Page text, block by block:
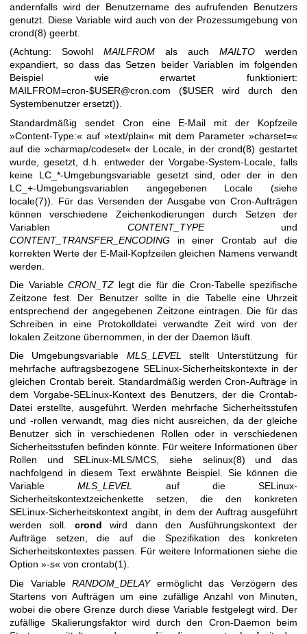
andernfalls wird der Benutzername des aufrufenden Benutzers
genutzt. Diese Variable wird auch von der Prozessumgebung von
crond(8) geerbt.
(Achtung: Sowohl MAILFROM als auch MAILTO werden
expandiert, so dass das Setzen beider Variablen im folgenden
Beispiel wie erwartet funktioniert:
MAILFROM=cron-$USER@cron.com ($USER wird durch den
Systembenutzer ersetzt)).
Standardmäßig sendet Cron eine E-Mail mit der Kopfzeile
»Content-Type:« auf »text/plain« mit dem Parameter »charset=«
auf die »charmap/codeset« der Locale, in dercrond(8) gestartet
wurde, gesetzt, d.h. entweder der Vorgabe-System-Locale, falls
keine LC_*-Umgebungsvariable gesetzt sind, oder der in den
LC_+-Umgebungsvariablen angegebenen Locale (siehe
locale(7)). Für das Versenden der Ausgabe von Cron-Aufträgen
können verschiedene Zeichenkodierungen durch Setzen der
Variablen CONTENT_TYPEund
CONTENT_TRANSFER_ENCODING in einer Crontab auf die
korrekten Werte der E-Mail-Kopfzeilen gleichen Namens verwandt
werden.
Die Variable CRON_TZ legt die für die Cron-Tabelle spezifische
Zeitzone fest. Der Benutzer sollte in die Tabelle eine Uhrzeit
entsprechend der angegebenen Zeitzone eintragen. Die für das
Schreiben in eine Protokolldatei verwandte Zeit wird von der
lokalen Zeitzone übernommen, in der der Daemon läuft.
Die Umgebungsvariable MLS_LEVEL stellt Unterstützung für
mehrfache auftragsbezogene SELinux-Sicherheitskontexte in der
gleichen Crontab bereit. Standardmäßig werden Cron-Aufträge in
dem Vorgabe-SELinux-Kontext des Benutzers, der die Crontab-
Datei erstellte, ausgeführt. Werden mehrfache Sicherheitsstufen
und -rollen verwandt, mag dies nicht ausreichen, da der gleiche
Benutzer sich in verschiedenen Rollen oder in verschiedenen
Sicherheitsstufen befinden könnte. Für weitere Informationen über
Rollen und SELinux-MLS/MCS, siehe selinux(8) und das
nachfolgend in diesem Text erwähnte Beispiel. Sie können die
VariableMLS_LEVEL auf die SELinux-
Sicherheitskontextzeichenkette setzen, die den konkreten
SELinux-Sicherheitskontext angibt, in dem der Auftrag ausgeführt
werden soll. crond wird dann den Ausführungskontext der
Aufträge setzen, die auf die Spezifikation des konkreten
Sicherheitskontextes passen. Für weitere Informationen siehe die
Option »-s« von crontab(1).
Die Variable RANDOM_DELAYermöglicht das Verzögern des
Startens von Aufträgen um eine zufällige Anzahl von Minuten,
wobei die obere Grenze durch diese Variable festgelegt wird. Der
zufällige Skalierungsfaktor wird durch den Cron-Daemon beim